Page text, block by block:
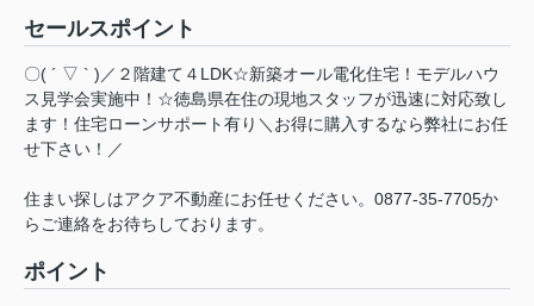
セールスポイント
〇( ´ ▽ ` )／２階建て４LDK☆新築オール電化住宅！モデルハウ
ス見学会実施中！☆徳島県在住の現地スタッフが迅速に対応致し
ます！住宅ローンサポート有り＼お得に購入するなら弊社にお任
せ下さい！／
住まい探しはアクア不動産にお任せください。0877-35-7705か
らご連絡をお待ちしております。
ポイント